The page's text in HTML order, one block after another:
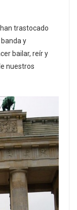
trastocado
y
bailar, reír y
nuestros